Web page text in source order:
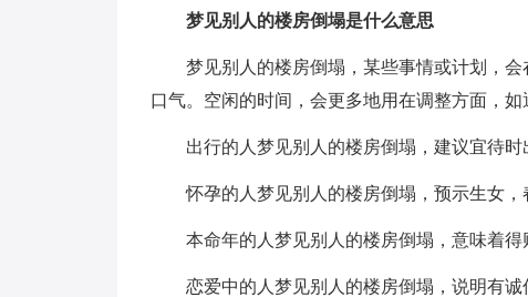
梦见别人的楼房倒塌是什么意思
梦见别人的楼房倒塌，某些事情或计划，会
口气。空闲的时间，会更多地用在调整方面，如
出行的人梦见别人的楼房倒塌，建议宜待时
怀孕的人梦见别人的楼房倒塌，预示生女，
本命年的人梦见别人的楼房倒塌，意味着得
恋爱中的人梦见别人的楼房倒塌，说明有诚